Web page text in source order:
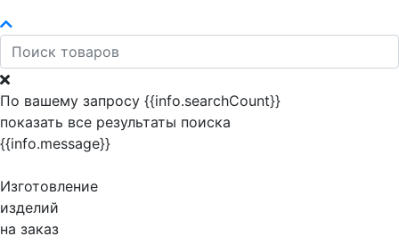
По вашему запросу {{info.searchCount}}
показать все результаты поиска
{{info.message}}
Изготовление
изделий
на заказ